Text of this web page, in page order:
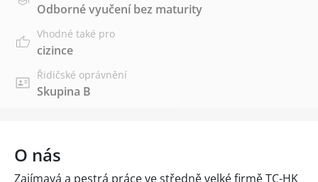
Odborné vyučení bez maturity
Vhodné také pro
cizince
Řidičské oprávnění
Skupina B
O nás
Zajímavá a pestrá práce ve středně velké firmě TC-HK